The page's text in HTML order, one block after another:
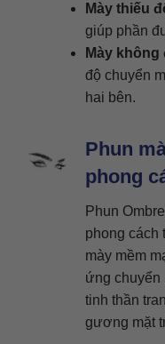
Mày thiếu
giúp phần
Mày không
độ chuyển
hai bên.
Phun
phong
Phun
phong cách
mày mềm
ứng chuyển
tinh thần
gương mặt